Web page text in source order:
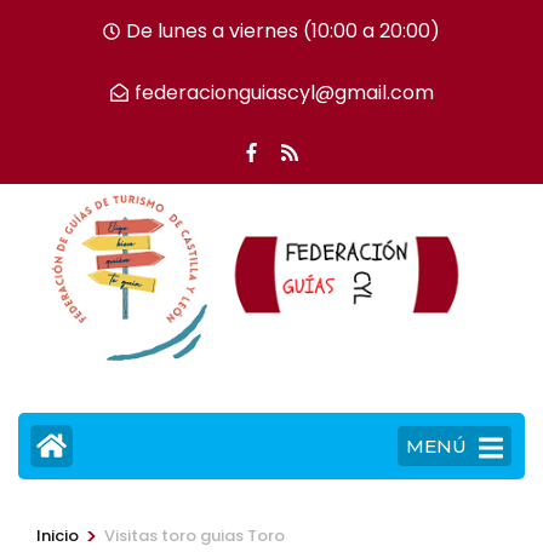
tecla
De lunes a viernes (10:00 a 20:00)
federacionguiascyl@gmail.com
MENÚ
Inicio > Visitas toro guias Toro